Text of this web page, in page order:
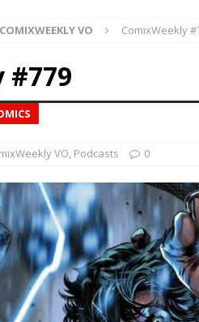
COMIXWEEKLY VO ComixWeekly
#779
VO, Podcasts 0